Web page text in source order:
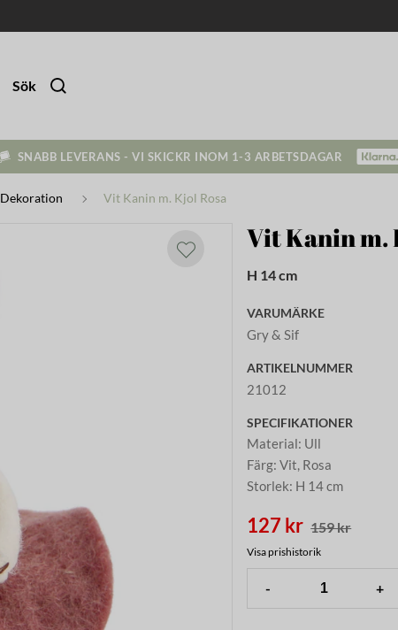
Sök
SNABB LEVERANS - VI SKICKR INOM 1-3 ARBETSDAGAR
Dekoration Vit Kanin m. Kjol Rosa
Vit Kanin m.
H 14 cm
VARUMÄRKE
Gry & Sif
ARTIKELNUMMER
21012
SPECIFIKATIONER
Material: Ull
Färg:Vit, Rosa
Storlek: H 14 cm
127 kr 159 kr
Visa prishistorik
- +